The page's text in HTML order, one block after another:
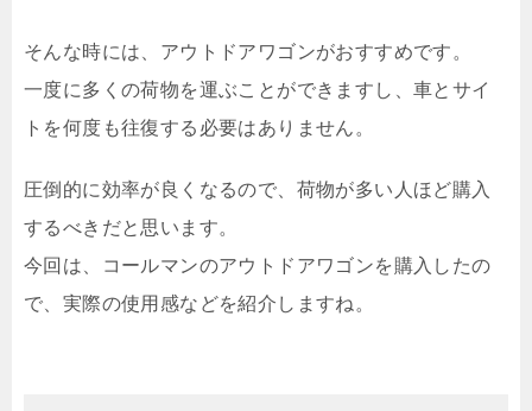
そんな時には、アウトドアワゴンがおすすめです。
一度に多くの荷物を運ぶことができますし、車とサイ
トを何度も往復する必要はありません。
圧倒的に効率が良くなるので、荷物が多い人ほど購入
するべきだと思います。
今回は、コールマンのアウトドアワゴンを購入したの
で、実際の使用感などを紹介しますね。